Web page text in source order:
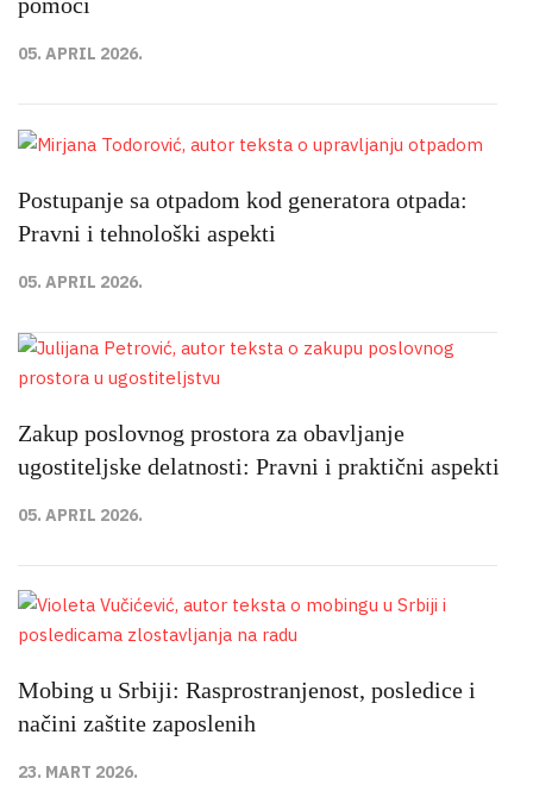
05. APRIL 2026.
Postupanje sa otpadom kod generatora otpada:
Pravni i tehnološki aspekti
05. APRIL 2026.
Zakup poslovnog prostora za obavljanje
ugostiteljske delatnosti: Pravni i praktični aspekti
05. APRIL 2026.
Mobing u Srbiji: Rasprostranjenost, posledice i
načini zaštite zaposlenih
23. MART 2026.